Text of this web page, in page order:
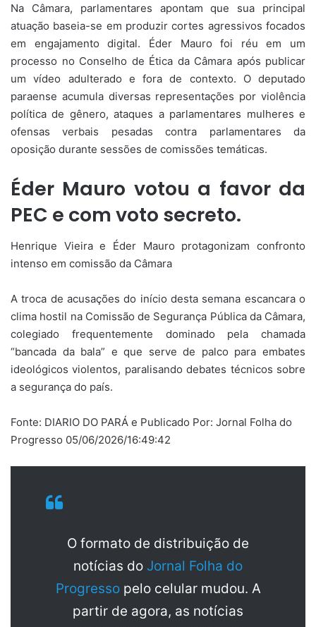
Na Câmara, parlamentares apontam que sua principal
atuação baseia-se em produzir cortes agressivos focados
em engajamento digital. Éder Mauro foi réu em um
processo no Conselho de Ética da Câmara após publicar
um vídeo adulterado e fora de contexto. O deputado
paraense acumula diversas representações por violência
política de gênero, ataques a parlamentares mulheres e
ofensas verbais pesadas contra parlamentares da
oposição durante sessões de comissões temáticas.
Éder Mauro votou a favor da
PEC e com voto secreto.
Henrique Vieira e Éder Mauro protagonizam confronto
intenso em comissão da Câmara
A troca de acusações do início desta semana escancara o
clima hostil na Comissão de Segurança Pública da Câmara,
colegiado frequentemente dominado pela chamada
“bancada da bala” e que serve de palco para embates
ideológicos violentos, paralisando debates técnicos sobre
a segurança do país.
Fonte: DIARIO DO PARÁ e Publicado Por: Jornal Folha do
Progresso 05/06/2026/16:49:42
O formato de distribuição de
notícias do Jornal Folha do
Progresso pelo celular mudou. A
partir de agora, as notícias